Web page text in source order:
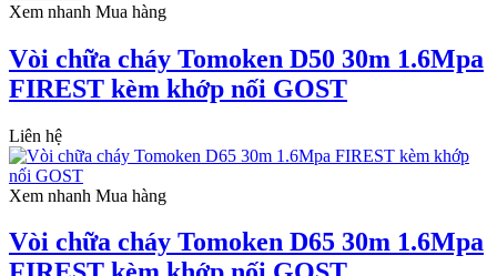
Xem nhanh Mua hàng
Vòi chữa cháy Tomoken D50 30m 1.6Mpa
FIREST kèm khớp nối GOST
Liên hệ
Xem nhanh Mua hàng
Vòi chữa cháy Tomoken D65 30m 1.6Mpa